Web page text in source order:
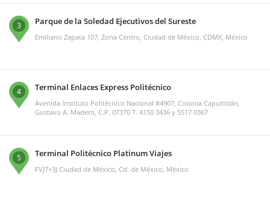
3 Parque de la Soledad Ejecutivos del Sureste
Emiliano Zapata 107, Zona Centro, Ciudad de México, CDMX, México
4 Terminal Enlaces Express Politécnico
Avenida Instituto Politécnico Nacional #4907, Colonia Capultitlán,
Gustavo A. Madero, C.P. 07370 T. 4150 3436 y 5517 0367
5 Terminal Politécnico Platinum Viajes
FVJ7+3J Ciudad de México, Cd. de México, México